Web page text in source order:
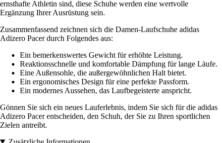
ernsthafte Athletin sind, diese Schuhe werden eine wertvolle
Ergänzung Ihrer Ausrüstung sein.
Zusammenfassend zeichnen sich die Damen-Laufschuhe adidas
Adizero Pacer durch Folgendes aus:
Ein bemerkenswertes Gewicht für erhöhte Leistung.
Reaktionsschnelle und komfortable Dämpfung für lange Läufe.
Eine Außensohle, die außergewöhnlichen Halt bietet.
Ein ergonomisches Design für eine perfekte Passform.
Ein modernes Aussehen, das Laufbegeisterte anspricht.
Gönnen Sie sich ein neues Lauferlebnis, indem Sie sich für die adidas
Adizero Pacer entscheiden, den Schuh, der Sie zu Ihren sportlichen
Zielen antreibt.